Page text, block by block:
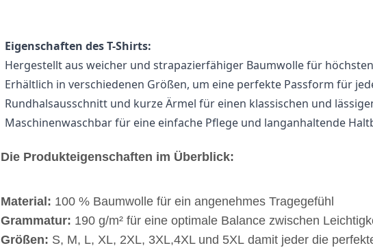
Eigenschaften des T-Shirts:
Hergestellt aus weicher und strapazierfähiger Baumwolle für
Erhältlich in verschiedenen Größen, um eine perfekte Passform für
Rundhalsausschnitt und kurze Ärmel für einen klassischen und
Maschinenwaschbar für eine einfache Pflege und langanhaltende
Die Produkteigenschaften im Überblick:
Material: 100 % Baumwolle für ein angenehmes Tragegefühl
Grammatur: 190 g/m² für eine optimale Balance zwischen
Größen: S, M, L, XL, 2XL, 3XL,4XL und 5XL damit jeder die